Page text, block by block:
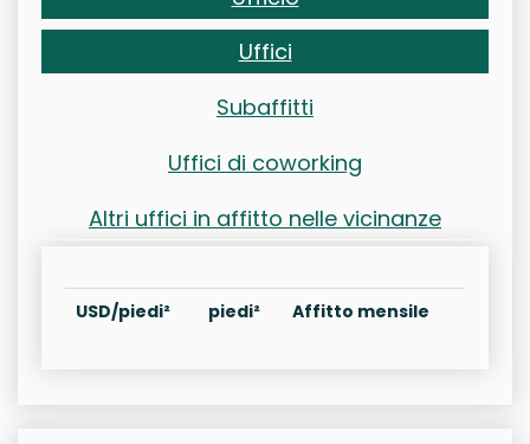
Uffici
Subaffitti
Uffici di coworking
Altri uffici in affitto nelle vicinanze
USD/piedi² piedi² Affitto mensile